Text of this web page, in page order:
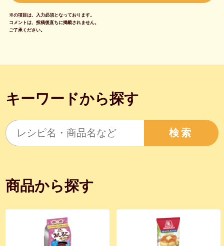
※の項目は、入力必須となっております。
コメントは、投稿後直ちに掲載されません。
ご了承ください。
キーワードから探す
検索
商品から探す